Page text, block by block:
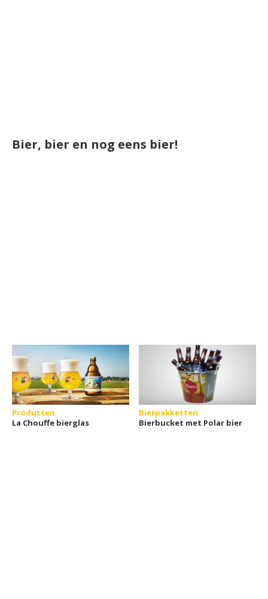
Bier, bier en nog eens bier!
Producten
La Chouffe bierglas
Bierpakketten
Bierbucket met Polar bier